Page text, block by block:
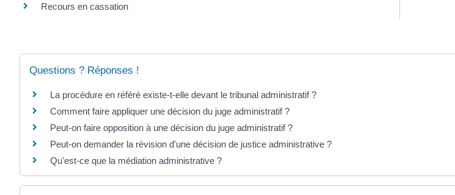
Recours en cassation
Questions ? Réponses !
La procédure en référé existe-t-elle devant le tribunal administratif ?
Comment faire appliquer une décision du juge administratif ?
Peut-on faire opposition à une décision du juge administratif ?
Peut-on demander la révision d'une décision de justice administrative ?
Qu'est-ce que la médiation administrative ?